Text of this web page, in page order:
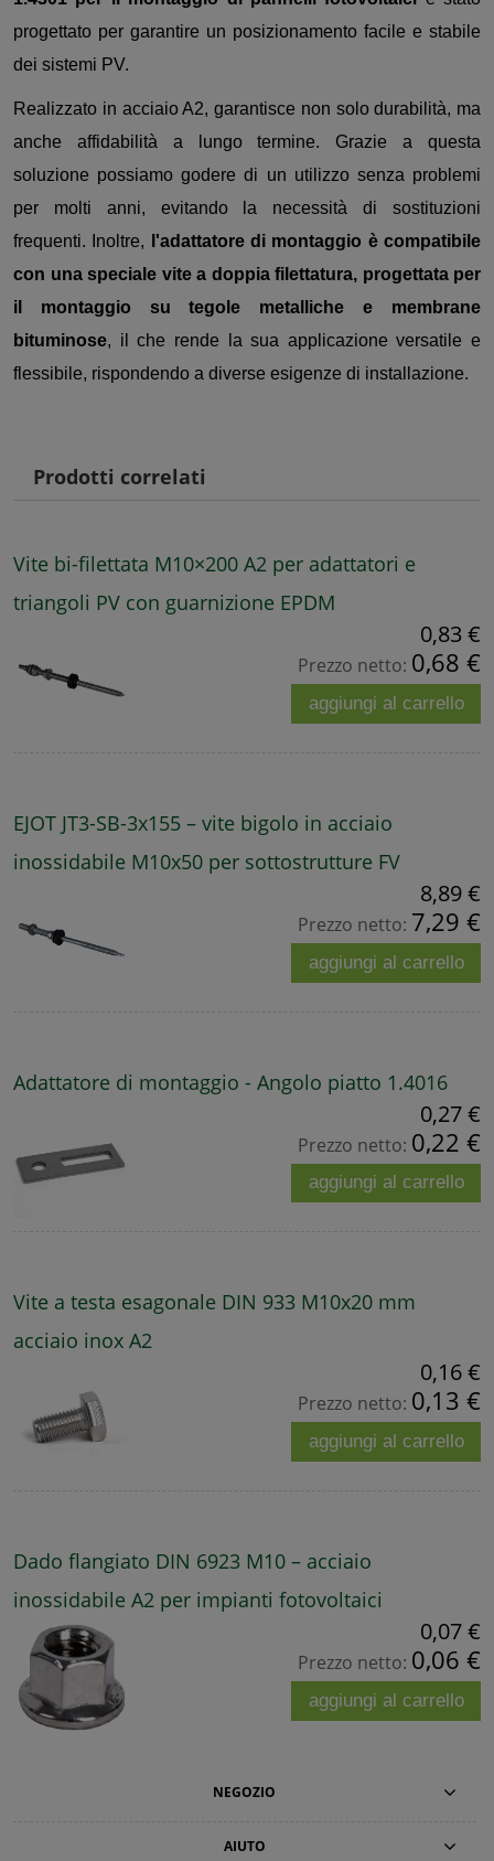
progettato per garantire un posizionamento facile e stabile
dei sistemi PV.
Realizzato in acciaio A2, garantisce non solo durabilità, ma
anche affidabilità a lungo termine. Grazie a questa
soluzione possiamo godere di un utilizzo senza problemi
per molti anni, evitando la necessità di sostituzioni
frequenti. Inoltre,
l'adattatore di montaggio è compatibile
con una speciale vite a doppia filettatura, progettata per
il montaggio su tegole metalliche e membrane
bituminose, il che rende la sua applicazione versatile e
flessibile, rispondendo a diverse esigenze di installazione.
Prodotti correlati
Vite bi-filettata M10×200 A2 per adattatori e
triangoli PV con guarnizione EPDM
0,83 €
Prezzo netto: 0,68 €
aggiungi al carrello
EJOT JT3-SB-3x155 – vite bigolo in acciaio
inossidabile M10x50 per sottostrutture FV
8,89 €
Prezzo netto: 7,29 €
aggiungi al carrello
Adattatore di montaggio - Angolo piatto 1.4016
0,27 €
Prezzo netto: 0,22 €
aggiungi al carrello
Vite a testa esagonale DIN 933 M10x20 mm
acciaio inox A2
0,16 €
Prezzo netto: 0,13 €
aggiungi al carrello
Dado flangiato DIN 6923 M10 – acciaio
inossidabile A2 per impianti fotovoltaici
0,07 €
Prezzo netto: 0,06 €
aggiungi al carrello
NEGOZIO
AIUTO